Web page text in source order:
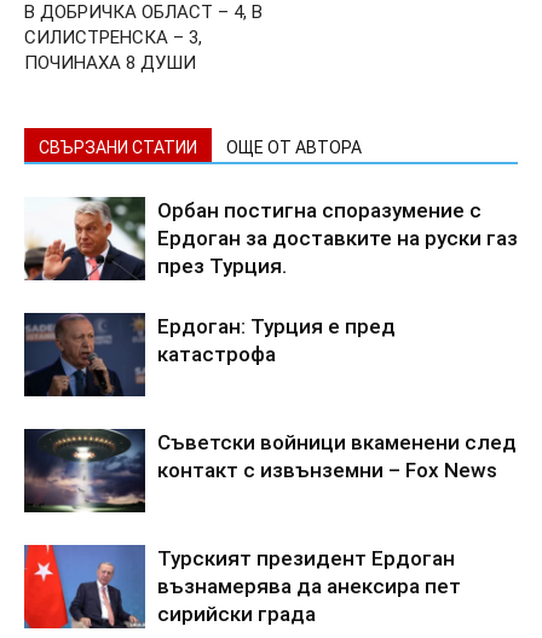
В ДОБРИЧКА ОБЛАСТ – 4, В
СИЛИСТРЕНСКА – 3,
ПОЧИНАХА 8 ДУШИ
СВЪРЗАНИ СТАТИИ ОЩЕ ОТ АВТОРА
Орбан постигна споразумение с
Ердоган за доставките на руски газ
през Турция.
Ердоган: Турция е пред
катастрофа
Съветски войници вкаменени след
контакт с извънземни – Fox News
Турският президент Ердоган
възнамерява да анексира пет
сирийски града